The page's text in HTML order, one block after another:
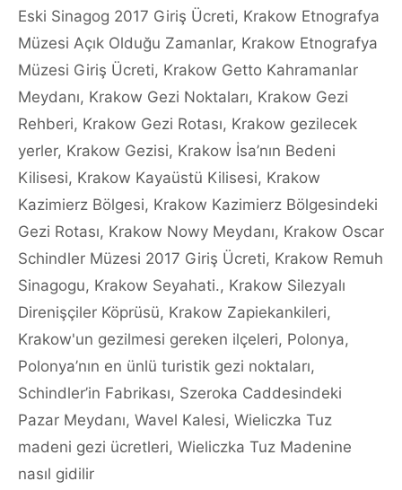
Eski Sinagog 2017 Giriş Ücreti, Krakow Etnografya
Müzesi Açık Olduğu Zamanlar, Krakow Etnografya
Müzesi Giriş Ücreti, Krakow Getto Kahramanlar
Meydanı, Krakow Gezi Noktaları, Krakow Gezi
Rehberi, Krakow Gezi Rotası, Krakow gezilecek
yerler, Krakow Gezisi, Krakow İsa’nın Bedeni
Kilisesi, Krakow Kayaüstü Kilisesi, Krakow
Kazimierz Bölgesi, Krakow Kazimierz Bölgesindeki
Gezi Rotası, Krakow Nowy Meydanı, Krakow Oscar
Schindler Müzesi 2017 Giriş Ücreti, Krakow Remuh
Sinagogu, Krakow Seyahati., Krakow Silezyalı
Direnişçiler Köprüsü, Krakow Zapiekankileri,
Krakow'un gezilmesi gereken ilçeleri, Polonya,
Polonya’nın en ünlü turistik gezi noktaları,
Schindler’in Fabrikası, Szeroka Caddesindeki
Pazar Meydanı, Wavel Kalesi, Wieliczka Tuz
madeni gezi ücretleri, Wieliczka Tuz Madenine
nasıl gidilir